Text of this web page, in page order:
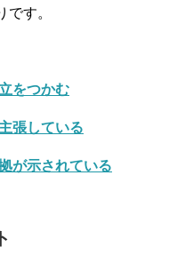
す。
をつかむ
張している
が示されている